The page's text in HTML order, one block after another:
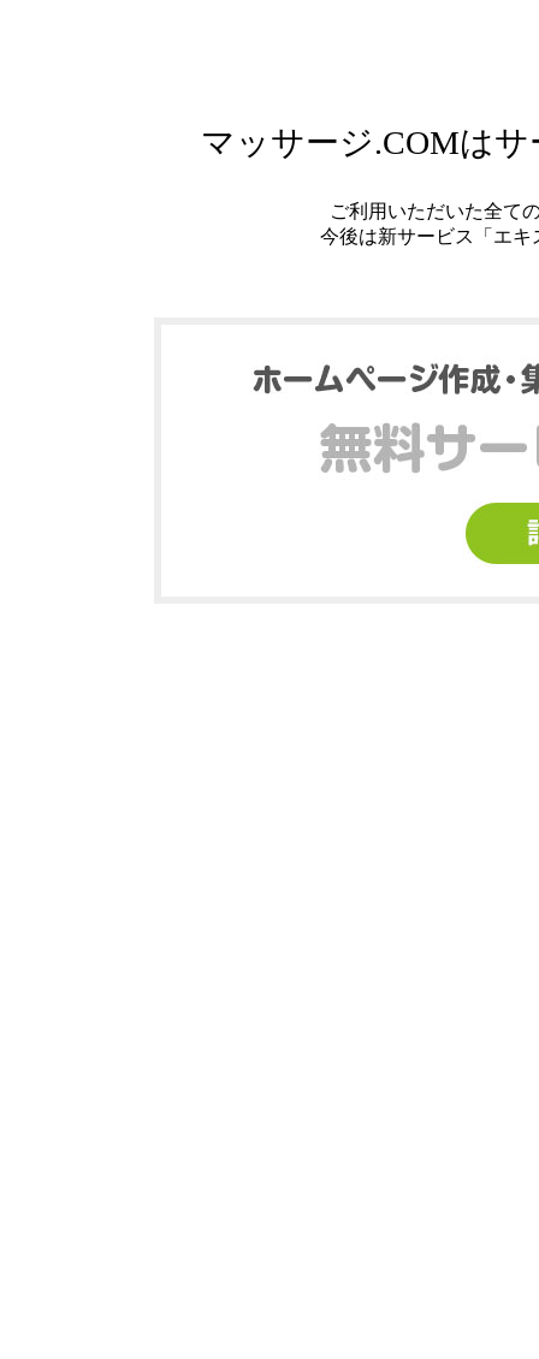
マッサージ.COMは
ご利用いただいた全て
今後は新サービス「エ